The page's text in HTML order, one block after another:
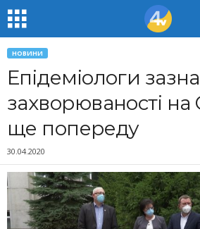
НОВИНИ
Епідеміологи
захворюваності на
ще попереду
30.04.2020